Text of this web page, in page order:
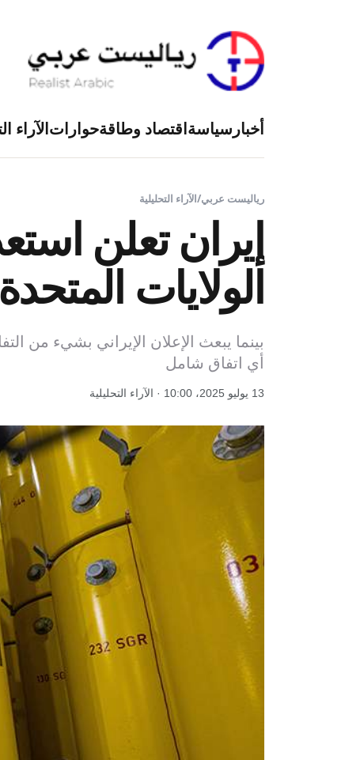
أخبار سياسةاقتصاد وطاقةحواراتالآراء
رياليست عربي/الآراء التحليلية
إيران تعلن
الولايات
بينما يبعث الإعلان الإيراني بشيء من
أي اتفاق شامل
13 يوليو 2025، 10:00 · الآراء التحليلية